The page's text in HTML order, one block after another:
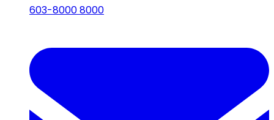
603-8000 8000